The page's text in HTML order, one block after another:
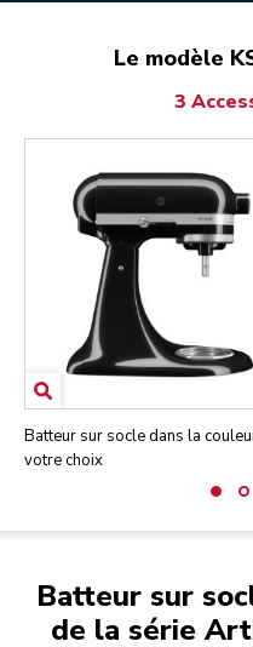
Le modèle
3
Batteur sur socle dans la
votre choix
Batteur sur
de la série